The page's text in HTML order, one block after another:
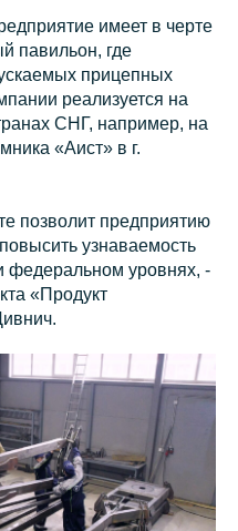
имеет в черте
павильон, где
прицепных
реализуется на
СНГ, например, на
«Аист» в г.
позволит предприятию
узнаваемость
федеральном уровнях, -
«Продукт